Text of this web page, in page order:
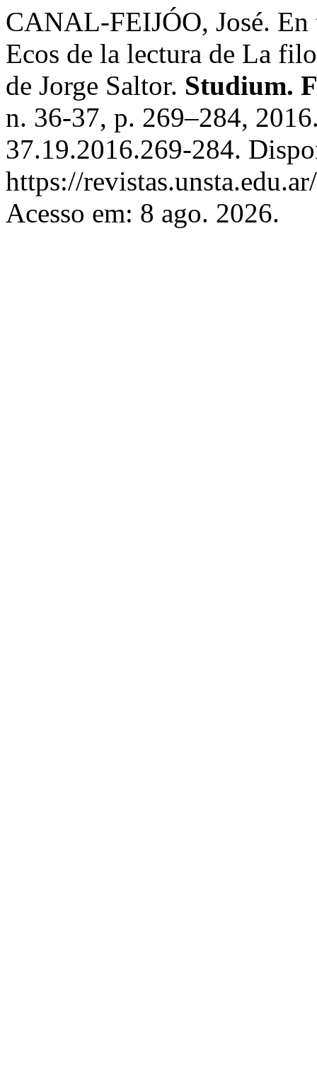
CANAL-FEIJÓO, José.
Ecos de la lectura de La
de Jorge Saltor. Studium.
n. 36-37, p. 269–284,
37.19.2016.269-284.
https://
Acesso em: 8 ago. 2026.